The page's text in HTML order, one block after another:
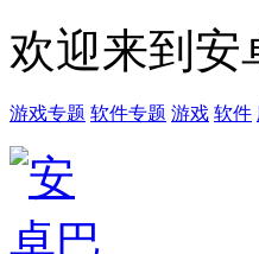
欢迎来到安
游戏专题 软件专题 游戏 软件